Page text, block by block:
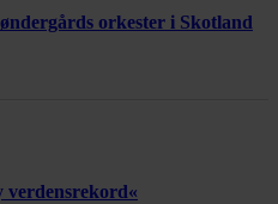
orkester i Skotland
verdensrekord«